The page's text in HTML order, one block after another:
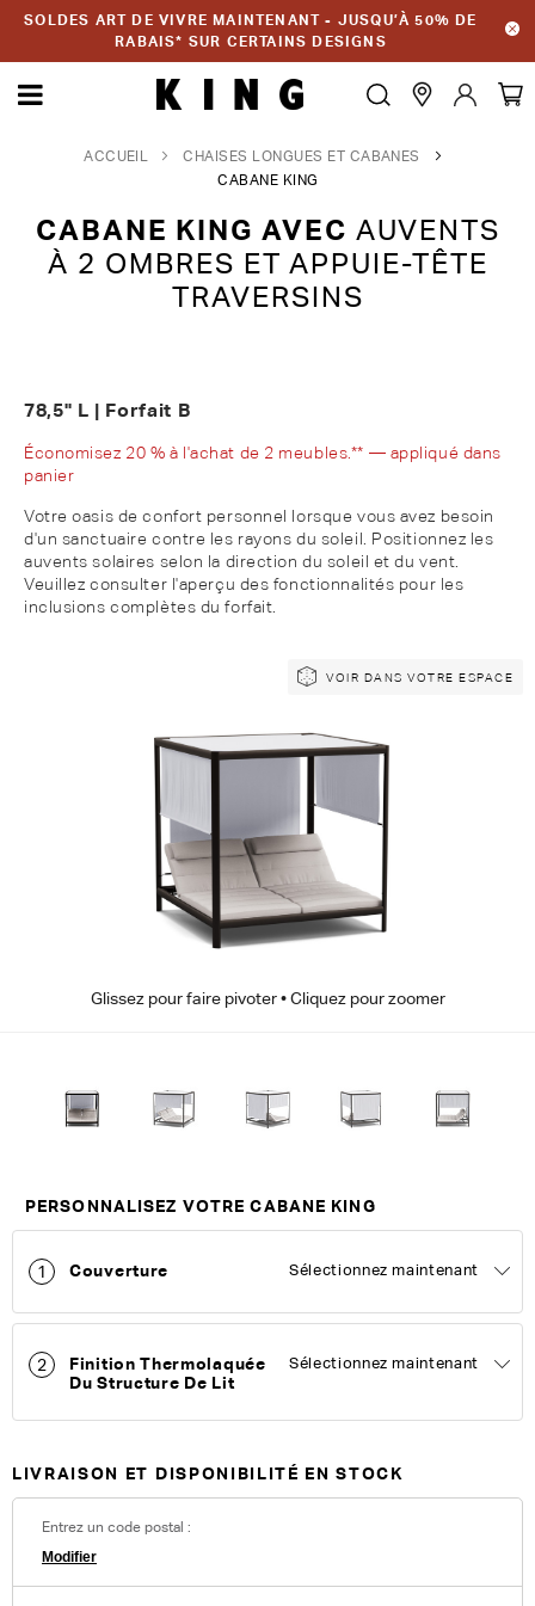
SOLDES ART DE VIVRE MAINTENANT - JUSQU’À 50% DE
RABAIS* SUR CERTAINS DESIGNS
ACCUEIL
CHAISES LONGUES ET CABANES
CABANE KING
CABANE KING AVEC AUVENTS
À 2 OMBRES ET APPUIE-TÊTE
TRAVERSINS
78,5" L | Forfait B
Économisez 20 % à l'achat de 2 meubles.** — appliqué dans
panier
Votre oasis de confort personnel lorsque vous avez besoin
d'un sanctuaire contre les rayons du soleil. Positionnez les
auvents solaires selon la direction du soleil et du vent.
Veuillez consulter l'aperçu des fonctionnalités pour les
inclusions complètes du forfait.
de
la
d’images
VOIR DANS VOTRE ESPACE
Glissez pour faire pivoter • Cliquez pour zoomer
PERSONNALISEZ VOTRE CABANE KING
1 Couverture Sélectionnez maintenant
2
Finition Thermolaquée
Du Structure De Lit
Sélectionnez maintenant
LIVRAISON ET DISPONIBILITÉ EN STOCK
Entrez un code postal :
Modifier